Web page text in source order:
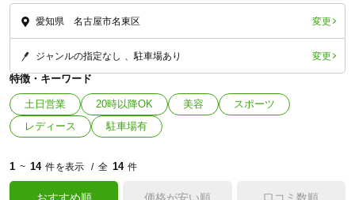
愛知県 名古屋市名東区 変更
ジャンルの指定なし 駐車場あり 変更
特徴・キーワード
土日営業 20時以降OK 美容
スポーツ
レディース
駐車場有
1 ~ 14 件を表示 全 14 件
「健康にはりを見た」